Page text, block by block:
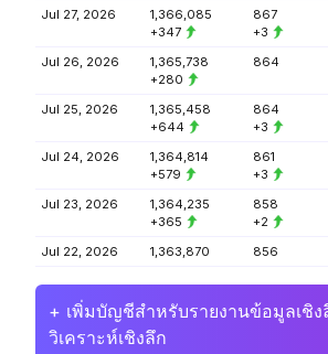
Jul 27, 2026
1,366,085
+347
867
+3
Jul 26, 2026
1,365,738
+280
864
Jul 25, 2026
1,365,458
+644
864
+3
Jul 24, 2026
1,364,814
+579
861
+3
Jul 23, 2026
1,364,235
+365
858
+2
Jul 22, 2026 1,363,870 856
+ เพิ่มบัญชีสำหรับรายงานข้อมูลเชิง
วิเคราะห์เชิงลึก